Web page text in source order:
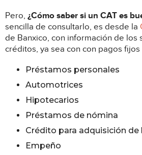
Pero, ¿Cómo saber si un CAT es
sencilla de consultarlo, es desde la
de Banxico, con información de los
créditos, ya sea con con pagos
Préstamos personales
Automotrices
Hipotecarios
Préstamos de nómina
Crédito para adquisición de
Empeño